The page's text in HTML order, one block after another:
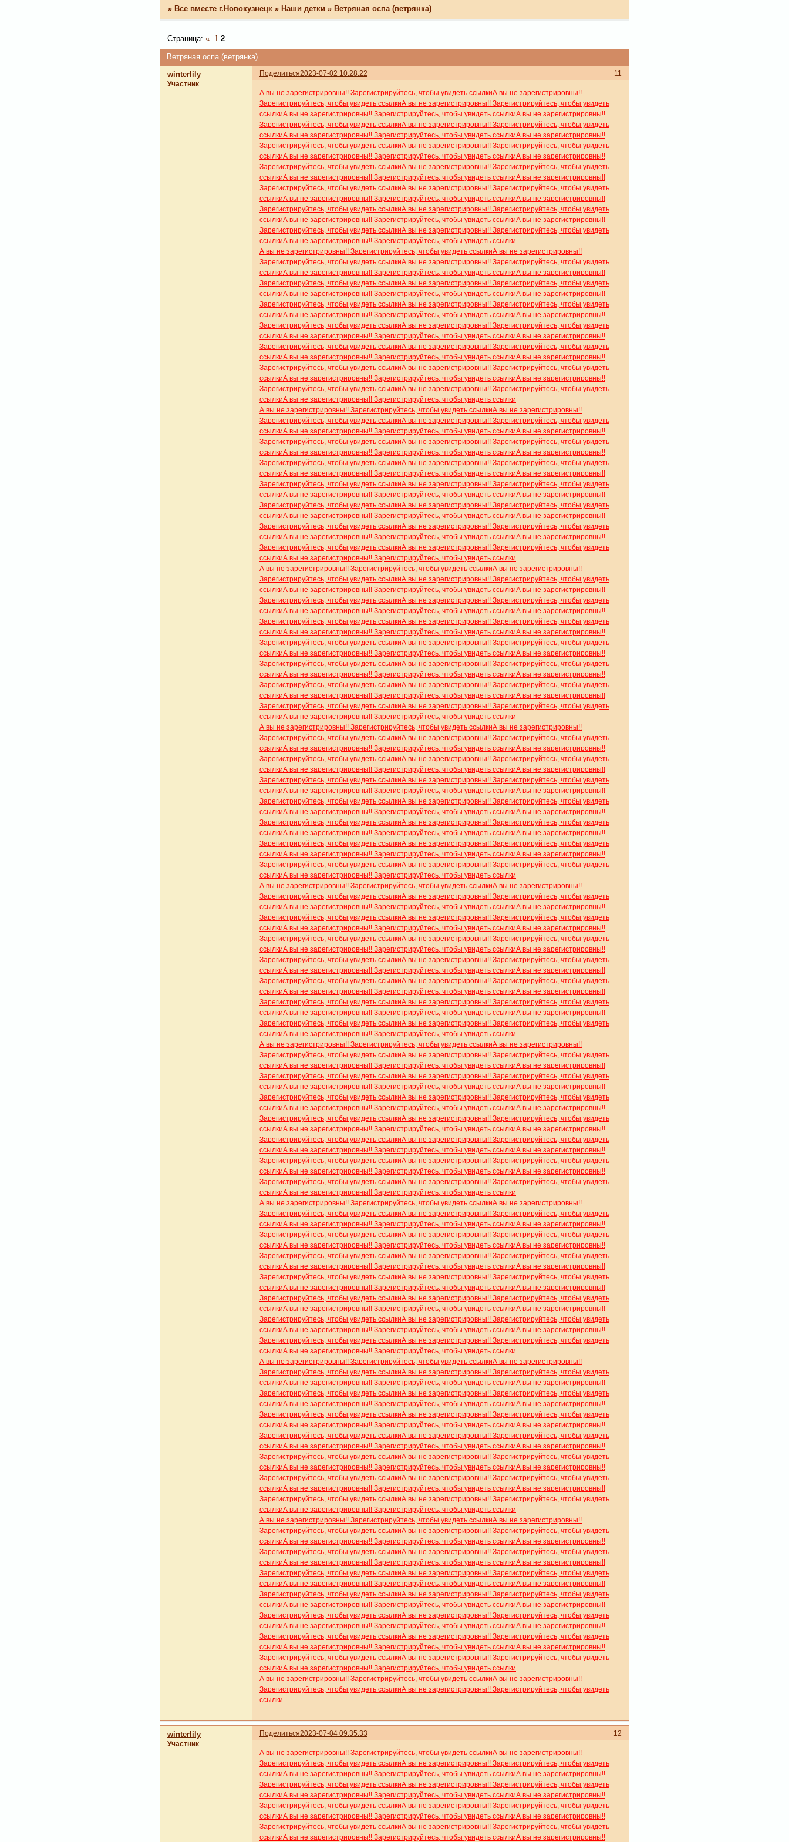
»Все вместе г.Новокузнецк »Наши детки »Ветряная оспа (ветрянка)
Ветряная оспа (ветрянка)
Страница:« 1 2
Поделиться 11
2023-07-02 10:28:22
winterlily
Участник
А вы не зарегистрировны!! Зарегистрируйтесь, чтобы увидеть ссылкиА вы не зарегистрировны!!
Зарегистрируйтесь, чтобы увидеть ссылкиА вы не зарегистрировны!! Зарегистрируйтесь, чтобы увидеть
ссылкиА вы не зарегистрировны!! Зарегистрируйтесь, чтобы увидеть ссылкиА вы не зарегистрировны!!
Зарегистрируйтесь, чтобы увидеть ссылкиА вы не зарегистрировны!! Зарегистрируйтесь, чтобы увидеть
ссылкиА вы не зарегистрировны!! Зарегистрируйтесь, чтобы увидеть ссылкиА вы не зарегистрировны!!
Зарегистрируйтесь, чтобы увидеть ссылкиА вы не зарегистрировны!! Зарегистрируйтесь, чтобы увидеть
ссылкиА вы не зарегистрировны!! Зарегистрируйтесь, чтобы увидеть ссылкиА вы не зарегистрировны!!
Зарегистрируйтесь, чтобы увидеть ссылкиА вы не зарегистрировны!! Зарегистрируйтесь, чтобы увидеть
ссылкиА вы не зарегистрировны!! Зарегистрируйтесь, чтобы увидеть ссылкиА вы не зарегистрировны!!
Зарегистрируйтесь, чтобы увидеть ссылкиА вы не зарегистрировны!! Зарегистрируйтесь, чтобы увидеть
ссылкиА вы не зарегистрировны!! Зарегистрируйтесь, чтобы увидеть ссылкиА вы не зарегистрировны!!
Зарегистрируйтесь, чтобы увидеть ссылкиА вы не зарегистрировны!! Зарегистрируйтесь, чтобы увидеть
ссылкиА вы не зарегистрировны!! Зарегистрируйтесь, чтобы увидеть ссылкиА вы не зарегистрировны!!
Зарегистрируйтесь, чтобы увидеть ссылкиА вы не зарегистрировны!! Зарегистрируйтесь, чтобы увидеть
ссылкиА вы не зарегистрировны!! Зарегистрируйтесь, чтобы увидеть ссылки
А вы не зарегистрировны!! Зарегистрируйтесь, чтобы увидеть ссылкиА вы не зарегистрировны!!
Зарегистрируйтесь, чтобы увидеть ссылкиА вы не зарегистрировны!! Зарегистрируйтесь, чтобы увидеть
ссылкиА вы не зарегистрировны!! Зарегистрируйтесь, чтобы увидеть ссылкиА вы не зарегистрировны!!
Зарегистрируйтесь, чтобы увидеть ссылкиА вы не зарегистрировны!! Зарегистрируйтесь, чтобы увидеть
ссылкиА вы не зарегистрировны!! Зарегистрируйтесь, чтобы увидеть ссылкиА вы не зарегистрировны!!
Зарегистрируйтесь, чтобы увидеть ссылкиА вы не зарегистрировны!! Зарегистрируйтесь, чтобы увидеть
ссылкиА вы не зарегистрировны!! Зарегистрируйтесь, чтобы увидеть ссылкиА вы не зарегистрировны!!
Зарегистрируйтесь, чтобы увидеть ссылкиА вы не зарегистрировны!! Зарегистрируйтесь, чтобы увидеть
ссылкиА вы не зарегистрировны!! Зарегистрируйтесь, чтобы увидеть ссылкиА вы не зарегистрировны!!
Зарегистрируйтесь, чтобы увидеть ссылкиА вы не зарегистрировны!! Зарегистрируйтесь, чтобы увидеть
ссылкиА вы не зарегистрировны!! Зарегистрируйтесь, чтобы увидеть ссылкиА вы не зарегистрировны!!
Зарегистрируйтесь, чтобы увидеть ссылкиА вы не зарегистрировны!! Зарегистрируйтесь, чтобы увидеть
ссылкиА вы не зарегистрировны!! Зарегистрируйтесь, чтобы увидеть ссылкиА вы не зарегистрировны!!
Зарегистрируйтесь, чтобы увидеть ссылкиА вы не зарегистрировны!! Зарегистрируйтесь, чтобы увидеть
ссылкиА вы не зарегистрировны!! Зарегистрируйтесь, чтобы увидеть ссылки
А вы не зарегистрировны!! Зарегистрируйтесь, чтобы увидеть ссылкиА вы не зарегистрировны!!
Зарегистрируйтесь, чтобы увидеть ссылкиА вы не зарегистрировны!! Зарегистрируйтесь, чтобы увидеть
ссылкиА вы не зарегистрировны!! Зарегистрируйтесь, чтобы увидеть ссылкиА вы не зарегистрировны!!
Зарегистрируйтесь, чтобы увидеть ссылкиА вы не зарегистрировны!! Зарегистрируйтесь, чтобы увидеть
ссылкиА вы не зарегистрировны!! Зарегистрируйтесь, чтобы увидеть ссылкиА вы не зарегистрировны!!
Зарегистрируйтесь, чтобы увидеть ссылкиА вы не зарегистрировны!! Зарегистрируйтесь, чтобы увидеть
ссылкиА вы не зарегистрировны!! Зарегистрируйтесь, чтобы увидеть ссылкиА вы не зарегистрировны!!
Зарегистрируйтесь, чтобы увидеть ссылкиА вы не зарегистрировны!! Зарегистрируйтесь, чтобы увидеть
ссылкиА вы не зарегистрировны!! Зарегистрируйтесь, чтобы увидеть ссылкиА вы не зарегистрировны!!
Зарегистрируйтесь, чтобы увидеть ссылкиА вы не зарегистрировны!! Зарегистрируйтесь, чтобы увидеть
ссылкиА вы не зарегистрировны!! Зарегистрируйтесь, чтобы увидеть ссылкиА вы не зарегистрировны!!
Зарегистрируйтесь, чтобы увидеть ссылкиА вы не зарегистрировны!! Зарегистрируйтесь, чтобы увидеть
ссылкиА вы не зарегистрировны!! Зарегистрируйтесь, чтобы увидеть ссылкиА вы не зарегистрировны!!
Зарегистрируйтесь, чтобы увидеть ссылкиА вы не зарегистрировны!! Зарегистрируйтесь, чтобы увидеть
ссылкиА вы не зарегистрировны!! Зарегистрируйтесь, чтобы увидеть ссылки
А вы не зарегистрировны!! Зарегистрируйтесь, чтобы увидеть ссылкиА вы не зарегистрировны!!
Зарегистрируйтесь, чтобы увидеть ссылкиА вы не зарегистрировны!! Зарегистрируйтесь, чтобы увидеть
ссылкиА вы не зарегистрировны!! Зарегистрируйтесь, чтобы увидеть ссылкиА вы не зарегистрировны!!
Зарегистрируйтесь, чтобы увидеть ссылкиА вы не зарегистрировны!! Зарегистрируйтесь, чтобы увидеть
ссылкиА вы не зарегистрировны!! Зарегистрируйтесь, чтобы увидеть ссылкиА вы не зарегистрировны!!
Зарегистрируйтесь, чтобы увидеть ссылкиА вы не зарегистрировны!! Зарегистрируйтесь, чтобы увидеть
ссылкиА вы не зарегистрировны!! Зарегистрируйтесь, чтобы увидеть ссылкиА вы не зарегистрировны!!
Зарегистрируйтесь, чтобы увидеть ссылкиА вы не зарегистрировны!! Зарегистрируйтесь, чтобы увидеть
ссылкиА вы не зарегистрировны!! Зарегистрируйтесь, чтобы увидеть ссылкиА вы не зарегистрировны!!
Зарегистрируйтесь, чтобы увидеть ссылкиА вы не зарегистрировны!! Зарегистрируйтесь, чтобы увидеть
ссылкиА вы не зарегистрировны!! Зарегистрируйтесь, чтобы увидеть ссылкиА вы не зарегистрировны!!
Зарегистрируйтесь, чтобы увидеть ссылкиА вы не зарегистрировны!! Зарегистрируйтесь, чтобы увидеть
ссылкиА вы не зарегистрировны!! Зарегистрируйтесь, чтобы увидеть ссылкиА вы не зарегистрировны!!
Зарегистрируйтесь, чтобы увидеть ссылкиА вы не зарегистрировны!! Зарегистрируйтесь, чтобы увидеть
ссылкиА вы не зарегистрировны!! Зарегистрируйтесь, чтобы увидеть ссылки
А вы не зарегистрировны!! Зарегистрируйтесь, чтобы увидеть ссылкиА вы не зарегистрировны!!
Зарегистрируйтесь, чтобы увидеть ссылкиА вы не зарегистрировны!! Зарегистрируйтесь, чтобы увидеть
ссылкиА вы не зарегистрировны!! Зарегистрируйтесь, чтобы увидеть ссылкиА вы не зарегистрировны!!
Зарегистрируйтесь, чтобы увидеть ссылкиА вы не зарегистрировны!! Зарегистрируйтесь, чтобы увидеть
ссылкиА вы не зарегистрировны!! Зарегистрируйтесь, чтобы увидеть ссылкиА вы не зарегистрировны!!
Зарегистрируйтесь, чтобы увидеть ссылкиА вы не зарегистрировны!! Зарегистрируйтесь, чтобы увидеть
ссылкиА вы не зарегистрировны!! Зарегистрируйтесь, чтобы увидеть ссылкиА вы не зарегистрировны!!
Зарегистрируйтесь, чтобы увидеть ссылкиА вы не зарегистрировны!! Зарегистрируйтесь, чтобы увидеть
ссылкиА вы не зарегистрировны!! Зарегистрируйтесь, чтобы увидеть ссылкиА вы не зарегистрировны!!
Зарегистрируйтесь, чтобы увидеть ссылкиА вы не зарегистрировны!! Зарегистрируйтесь, чтобы увидеть
ссылкиА вы не зарегистрировны!! Зарегистрируйтесь, чтобы увидеть ссылкиА вы не зарегистрировны!!
Зарегистрируйтесь, чтобы увидеть ссылкиА вы не зарегистрировны!! Зарегистрируйтесь, чтобы увидеть
ссылкиА вы не зарегистрировны!! Зарегистрируйтесь, чтобы увидеть ссылкиА вы не зарегистрировны!!
Зарегистрируйтесь, чтобы увидеть ссылкиА вы не зарегистрировны!! Зарегистрируйтесь, чтобы увидеть
ссылкиА вы не зарегистрировны!! Зарегистрируйтесь, чтобы увидеть ссылки
А вы не зарегистрировны!! Зарегистрируйтесь, чтобы увидеть ссылкиА вы не зарегистрировны!!
Зарегистрируйтесь, чтобы увидеть ссылкиА вы не зарегистрировны!! Зарегистрируйтесь, чтобы увидеть
ссылкиА вы не зарегистрировны!! Зарегистрируйтесь, чтобы увидеть ссылкиА вы не зарегистрировны!!
Зарегистрируйтесь, чтобы увидеть ссылкиА вы не зарегистрировны!! Зарегистрируйтесь, чтобы увидеть
ссылкиА вы не зарегистрировны!! Зарегистрируйтесь, чтобы увидеть ссылкиА вы не зарегистрировны!!
Зарегистрируйтесь, чтобы увидеть ссылкиА вы не зарегистрировны!! Зарегистрируйтесь, чтобы увидеть
ссылкиА вы не зарегистрировны!! Зарегистрируйтесь, чтобы увидеть ссылкиА вы не зарегистрировны!!
Зарегистрируйтесь, чтобы увидеть ссылкиА вы не зарегистрировны!! Зарегистрируйтесь, чтобы увидеть
ссылкиА вы не зарегистрировны!! Зарегистрируйтесь, чтобы увидеть ссылкиА вы не зарегистрировны!!
Зарегистрируйтесь, чтобы увидеть ссылкиА вы не зарегистрировны!! Зарегистрируйтесь, чтобы увидеть
ссылкиА вы не зарегистрировны!! Зарегистрируйтесь, чтобы увидеть ссылкиА вы не зарегистрировны!!
Зарегистрируйтесь, чтобы увидеть ссылкиА вы не зарегистрировны!! Зарегистрируйтесь, чтобы увидеть
ссылкиА вы не зарегистрировны!! Зарегистрируйтесь, чтобы увидеть ссылкиА вы не зарегистрировны!!
Зарегистрируйтесь, чтобы увидеть ссылкиА вы не зарегистрировны!! Зарегистрируйтесь, чтобы увидеть
ссылкиА вы не зарегистрировны!! Зарегистрируйтесь, чтобы увидеть ссылки
А вы не зарегистрировны!! Зарегистрируйтесь, чтобы увидеть ссылкиА вы не зарегистрировны!!
Зарегистрируйтесь, чтобы увидеть ссылкиА вы не зарегистрировны!! Зарегистрируйтесь, чтобы увидеть
ссылкиА вы не зарегистрировны!! Зарегистрируйтесь, чтобы увидеть ссылкиА вы не зарегистрировны!!
Зарегистрируйтесь, чтобы увидеть ссылкиА вы не зарегистрировны!! Зарегистрируйтесь, чтобы увидеть
ссылкиА вы не зарегистрировны!! Зарегистрируйтесь, чтобы увидеть ссылкиА вы не зарегистрировны!!
Зарегистрируйтесь, чтобы увидеть ссылкиА вы не зарегистрировны!! Зарегистрируйтесь, чтобы увидеть
ссылкиА вы не зарегистрировны!! Зарегистрируйтесь, чтобы увидеть ссылкиА вы не зарегистрировны!!
Зарегистрируйтесь, чтобы увидеть ссылкиА вы не зарегистрировны!! Зарегистрируйтесь, чтобы увидеть
ссылкиА вы не зарегистрировны!! Зарегистрируйтесь, чтобы увидеть ссылкиА вы не зарегистрировны!!
Зарегистрируйтесь, чтобы увидеть ссылкиА вы не зарегистрировны!! Зарегистрируйтесь, чтобы увидеть
ссылкиА вы не зарегистрировны!! Зарегистрируйтесь, чтобы увидеть ссылкиА вы не зарегистрировны!!
Зарегистрируйтесь, чтобы увидеть ссылкиА вы не зарегистрировны!! Зарегистрируйтесь, чтобы увидеть
ссылкиА вы не зарегистрировны!! Зарегистрируйтесь, чтобы увидеть ссылкиА вы не зарегистрировны!!
Зарегистрируйтесь, чтобы увидеть ссылкиА вы не зарегистрировны!! Зарегистрируйтесь, чтобы увидеть
ссылкиА вы не зарегистрировны!! Зарегистрируйтесь, чтобы увидеть ссылки
А вы не зарегистрировны!! Зарегистрируйтесь, чтобы увидеть ссылкиА вы не зарегистрировны!!
Зарегистрируйтесь, чтобы увидеть ссылкиА вы не зарегистрировны!! Зарегистрируйтесь, чтобы увидеть
ссылкиА вы не зарегистрировны!! Зарегистрируйтесь, чтобы увидеть ссылкиА вы не зарегистрировны!!
Зарегистрируйтесь, чтобы увидеть ссылкиА вы не зарегистрировны!! Зарегистрируйтесь, чтобы увидеть
ссылкиА вы не зарегистрировны!! Зарегистрируйтесь, чтобы увидеть ссылкиА вы не зарегистрировны!!
Зарегистрируйтесь, чтобы увидеть ссылкиА вы не зарегистрировны!! Зарегистрируйтесь, чтобы увидеть
ссылкиА вы не зарегистрировны!! Зарегистрируйтесь, чтобы увидеть ссылкиА вы не зарегистрировны!!
Зарегистрируйтесь, чтобы увидеть ссылкиА вы не зарегистрировны!! Зарегистрируйтесь, чтобы увидеть
ссылкиА вы не зарегистрировны!! Зарегистрируйтесь, чтобы увидеть ссылкиА вы не зарегистрировны!!
Зарегистрируйтесь, чтобы увидеть ссылкиА вы не зарегистрировны!! Зарегистрируйтесь, чтобы увидеть
ссылкиА вы не зарегистрировны!! Зарегистрируйтесь, чтобы увидеть ссылкиА вы не зарегистрировны!!
Зарегистрируйтесь, чтобы увидеть ссылкиА вы не зарегистрировны!! Зарегистрируйтесь, чтобы увидеть
ссылкиА вы не зарегистрировны!! Зарегистрируйтесь, чтобы увидеть ссылкиА вы не зарегистрировны!!
Зарегистрируйтесь, чтобы увидеть ссылкиА вы не зарегистрировны!! Зарегистрируйтесь, чтобы увидеть
ссылкиА вы не зарегистрировны!! Зарегистрируйтесь, чтобы увидеть ссылки
А вы не зарегистрировны!! Зарегистрируйтесь, чтобы увидеть ссылкиА вы не зарегистрировны!!
Зарегистрируйтесь, чтобы увидеть ссылкиА вы не зарегистрировны!! Зарегистрируйтесь, чтобы увидеть
ссылкиА вы не зарегистрировны!! Зарегистрируйтесь, чтобы увидеть ссылкиА вы не зарегистрировны!!
Зарегистрируйтесь, чтобы увидеть ссылкиА вы не зарегистрировны!! Зарегистрируйтесь, чтобы увидеть
ссылкиА вы не зарегистрировны!! Зарегистрируйтесь, чтобы увидеть ссылкиА вы не зарегистрировны!!
Зарегистрируйтесь, чтобы увидеть ссылкиА вы не зарегистрировны!! Зарегистрируйтесь, чтобы увидеть
ссылкиА вы не зарегистрировны!! Зарегистрируйтесь, чтобы увидеть ссылкиА вы не зарегистрировны!!
Зарегистрируйтесь, чтобы увидеть ссылкиА вы не зарегистрировны!! Зарегистрируйтесь, чтобы увидеть
ссылкиА вы не зарегистрировны!! Зарегистрируйтесь, чтобы увидеть ссылкиА вы не зарегистрировны!!
Зарегистрируйтесь, чтобы увидеть ссылкиА вы не зарегистрировны!! Зарегистрируйтесь, чтобы увидеть
ссылкиА вы не зарегистрировны!! Зарегистрируйтесь, чтобы увидеть ссылкиА вы не зарегистрировны!!
Зарегистрируйтесь, чтобы увидеть ссылкиА вы не зарегистрировны!! Зарегистрируйтесь, чтобы увидеть
ссылкиА вы не зарегистрировны!! Зарегистрируйтесь, чтобы увидеть ссылкиА вы не зарегистрировны!!
Зарегистрируйтесь, чтобы увидеть ссылкиА вы не зарегистрировны!! Зарегистрируйтесь, чтобы увидеть
ссылкиА вы не зарегистрировны!! Зарегистрируйтесь, чтобы увидеть ссылки
А вы не зарегистрировны!! Зарегистрируйтесь, чтобы увидеть ссылкиА вы не зарегистрировны!!
Зарегистрируйтесь, чтобы увидеть ссылкиА вы не зарегистрировны!! Зарегистрируйтесь, чтобы увидеть
ссылкиА вы не зарегистрировны!! Зарегистрируйтесь, чтобы увидеть ссылкиА вы не зарегистрировны!!
Зарегистрируйтесь, чтобы увидеть ссылкиА вы не зарегистрировны!! Зарегистрируйтесь, чтобы увидеть
ссылкиА вы не зарегистрировны!! Зарегистрируйтесь, чтобы увидеть ссылкиА вы не зарегистрировны!!
Зарегистрируйтесь, чтобы увидеть ссылкиА вы не зарегистрировны!! Зарегистрируйтесь, чтобы увидеть
ссылкиА вы не зарегистрировны!! Зарегистрируйтесь, чтобы увидеть ссылкиА вы не зарегистрировны!!
Зарегистрируйтесь, чтобы увидеть ссылкиА вы не зарегистрировны!! Зарегистрируйтесь, чтобы увидеть
ссылкиА вы не зарегистрировны!! Зарегистрируйтесь, чтобы увидеть ссылкиА вы не зарегистрировны!!
Зарегистрируйтесь, чтобы увидеть ссылкиА вы не зарегистрировны!! Зарегистрируйтесь, чтобы увидеть
ссылкиА вы не зарегистрировны!! Зарегистрируйтесь, чтобы увидеть ссылкиА вы не зарегистрировны!!
Зарегистрируйтесь, чтобы увидеть ссылкиА вы не зарегистрировны!! Зарегистрируйтесь, чтобы увидеть
ссылкиА вы не зарегистрировны!! Зарегистрируйтесь, чтобы увидеть ссылкиА вы не зарегистрировны!!
Зарегистрируйтесь, чтобы увидеть ссылкиА вы не зарегистрировны!! Зарегистрируйтесь, чтобы увидеть
ссылкиА вы не зарегистрировны!! Зарегистрируйтесь, чтобы увидеть ссылки
А вы не зарегистрировны!! Зарегистрируйтесь, чтобы увидеть ссылкиА вы не зарегистрировны!!
Зарегистрируйтесь, чтобы увидеть ссылкиА вы не зарегистрировны!! Зарегистрируйтесь, чтобы увидеть
ссылки
Поделиться 12
2023-07-04 09:35:33
winterlily
Участник
А вы не зарегистрировны!! Зарегистрируйтесь, чтобы увидеть ссылкиА вы не зарегистрировны!!
Зарегистрируйтесь, чтобы увидеть ссылкиА вы не зарегистрировны!! Зарегистрируйтесь, чтобы увидеть
ссылкиА вы не зарегистрировны!! Зарегистрируйтесь, чтобы увидеть ссылкиА вы не зарегистрировны!!
Зарегистрируйтесь, чтобы увидеть ссылкиА вы не зарегистрировны!! Зарегистрируйтесь, чтобы увидеть
ссылкиА вы не зарегистрировны!! Зарегистрируйтесь, чтобы увидеть ссылкиА вы не зарегистрировны!!
Зарегистрируйтесь, чтобы увидеть ссылкиА вы не зарегистрировны!! Зарегистрируйтесь, чтобы увидеть
ссылкиА вы не зарегистрировны!! Зарегистрируйтесь, чтобы увидеть ссылкиА вы не зарегистрировны!!
Зарегистрируйтесь, чтобы увидеть ссылкиА вы не зарегистрировны!! Зарегистрируйтесь, чтобы увидеть
ссылкиА вы не зарегистрировны!! Зарегистрируйтесь, чтобы увидеть ссылкиА вы не зарегистрировны!!